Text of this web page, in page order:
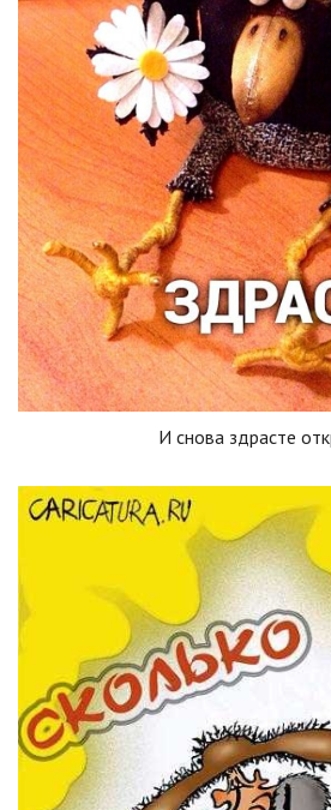
И снова здрасте